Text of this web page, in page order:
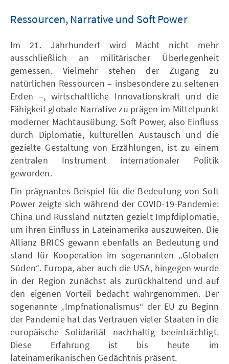
Ressourcen, Narrative und Soft Power
Im 21. Jahrhundert wird Macht nicht mehr
ausschließlich an militärischer Überlegenheit
gemessen. Vielmehr stehen der Zugang zu
natürlichen Ressourcen – insbesondere zu seltenen
Erden –, wirtschaftliche Innovationskraft und die
Fähigkeit globale Narrative zu prägen im Mittelpunkt
moderner Machtausübung. Soft Power, also Einfluss
durch Diplomatie, kulturellen Austausch und die
gezielte Gestaltung von Erzählungen, ist zu einem
zentralen Instrument internationaler Politik
geworden.
Ein prägnantes Beispiel für die Bedeutung von Soft
Power zeigte sich während der COVID-19-Pandemie:
China und Russland nutzten gezielt Impfdiplomatie,
um ihren Einfluss in Lateinamerika auszuweiten. Die
Allianz BRICS gewann ebenfalls an Bedeutung und
stand für Kooperation im sogenannten „Globalen
Süden“. Europa, aber auch die USA, hingegen wurde
in der Region zunächst als zurückhaltend und auf
den eigenen Vorteil bedacht wahrgenommen. Der
sogenannte „Impfnationalismus“ der EU zu Beginn
der Pandemie hat das Vertrauen vieler Staaten in die
europäische Solidarität nachhaltig beeinträchtigt.
Diese Erfahrung ist bis heute im
lateinamerikanischen Gedächtnis präsent.